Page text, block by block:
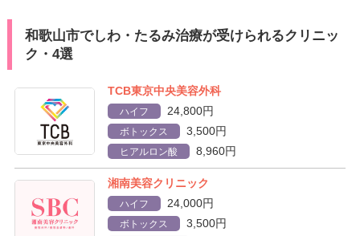
和歌山市でしわ・たるみ治療が受けられるクリニッ
ク・4選
TCB東京中央美容外科
ハイフ 24,800円
ボトックス 3,500円
ヒアルロン酸 8,960円
湘南美容クリニック
ハイフ 24,000円
ボトックス 3,500円